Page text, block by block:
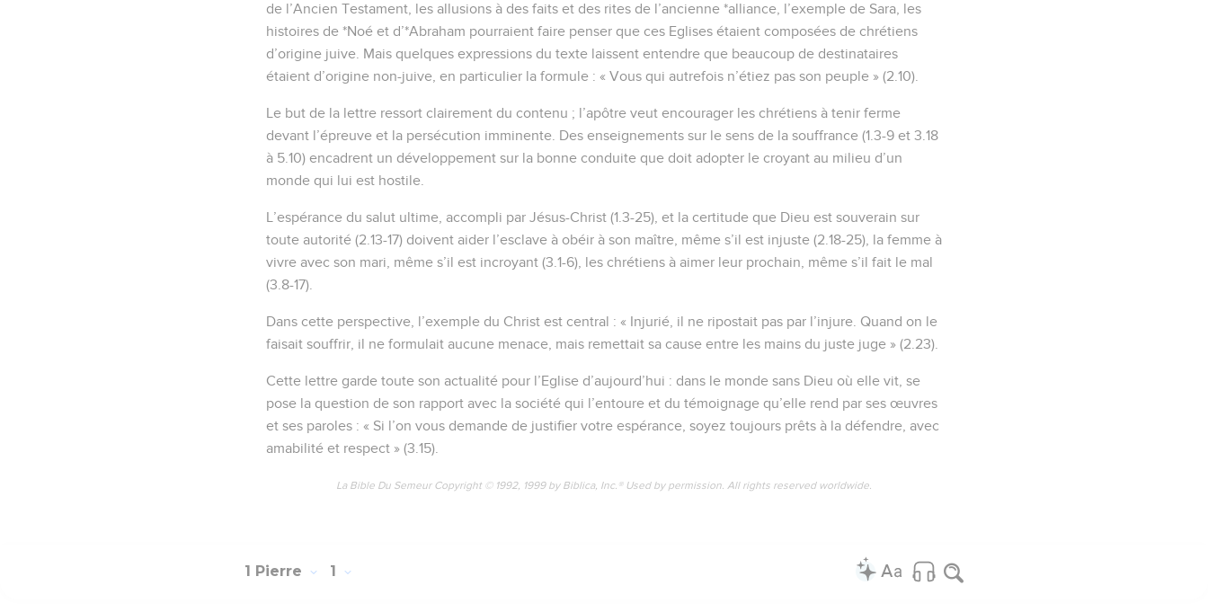
de l’Ancien Testament, les allusions à des faits et des rites de l’ancienne *alliance, l’exemple de Sara, les
histoires de *Noé et d’*Abraham pourraient faire penser que ces Eglises étaient composées de chrétiens
d’origine juive. Mais quelques expressions du texte laissent entendre que beaucoup de destinataires
étaient d’origine non-juive, en particulier la formule : « Vous qui autrefois n’étiez pas son peuple » (2.10).
Le but de la lettre ressort clairement du contenu ; l’apôtre veut encourager les chrétiens à tenir ferme
devant l’épreuve et la persécution imminente. Des enseignements sur le sens de la souffrance (1.3-9 et 3.18
à 5.10) encadrent un développement sur la bonne conduite que doit adopter le croyant au milieu d’un
monde qui lui est hostile.
L’espérance du salut ultime, accompli par Jésus-Christ (1.3-25), et la certitude que Dieu est souverain sur
toute autorité (2.13-17) doivent aider l’esclave à obéir à son maître, même s’il est injuste (2.18-25), la femme à
vivre avec son mari, même s’il est incroyant (3.1-6), les chrétiens à aimer leur prochain, même s’il fait le mal
(3.8-17).
Dans cette perspective, l’exemple du Christ est central : « Injurié, il ne ripostait pas par l’injure. Quand on le
faisait souffrir, il ne formulait aucune menace, mais remettait sa cause entre les mains du juste juge » (2.23).
Cette lettre garde toute son actualité pour l’Eglise d’aujourd’hui : dans le monde sans Dieu où elle vit, se
pose la question de son rapport avec la société qui l’entoure et du témoignage qu’elle rend par ses œuvres
et ses paroles : « Si l’on vous demande de justifier votre espérance, soyez toujours prêts à la défendre, avec
amabilité et respect » (3.15).
La Bible Du Semeur Copyright © 1992, 1999 by Biblica, Inc.® Used by permission. All rights reserved worldwide.
1 Pierre 1